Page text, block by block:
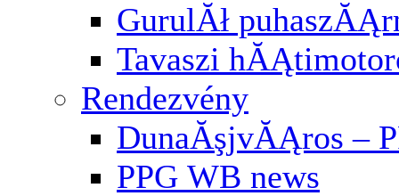
GurulĂł
Tavaszi
Rendezvény
DunaĂşjvĂĄros –
PPG WB news